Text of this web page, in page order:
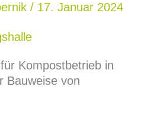
/ 17. Januar 2024
Kompostbetrieb in
Bauweise von